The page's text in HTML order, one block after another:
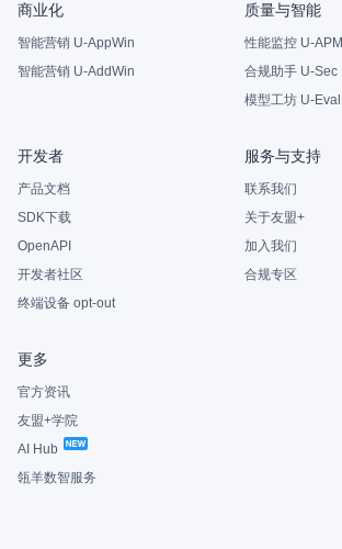
商业化
智能营销 U-AppWin
智能营销 U-AddWin
质量与智能
性能监控 U-APM
合规助手 U-Sec
模型工坊 U-Eval
开发者
产品文档
SDK下载
OpenAPI
开发者社区
终端设备 opt-out
服务与支持
联系我们
关于友盟+
加入我们
合规专区
更多
官方资讯
友盟+学院
AI Hub
瓴羊数智服务